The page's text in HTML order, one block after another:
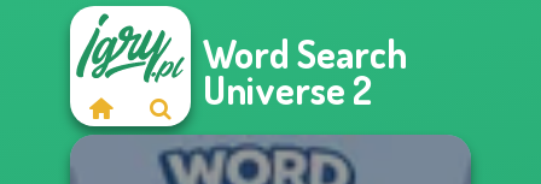
Word Search
Universe 2